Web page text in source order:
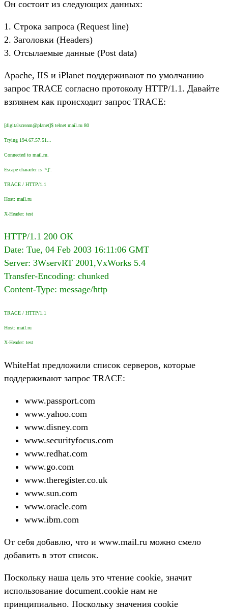
Он состоит из следующих данных:
1. Строка запроса (Request line)
2. Заголовки (Headers)
3. Отсылаемые данные (Post data)
Apache, IIS и iPlanet поддерживают по умолчанию
запрос TRACE согласно протоколу HTTP/1.1. Давайте
взглянем как происходит запрос TRACE:
[digitalscream@planet]$ telnet mail.ru 80
Trying 194.67.57.51...
Connected to mail.ru.
Escape character is ‘^]’.
TRACE / HTTP/1.1
Host: mail.ru
X-Header: test
HTTP/1.1 200 OK
Date: Tue, 04 Feb 2003 16:11:06 GMT
Server: 3WservRT 2001,VxWorks 5.4
Transfer-Encoding: chunked
Content-Type: message/http
TRACE / HTTP/1.1
Host: mail.ru
X-Header: test
WhiteHat предложили список серверов, которые
поддерживают запрос TRACE:
www.passport.com
www.yahoo.com
www.disney.com
www.securityfocus.com
www.redhat.com
www.go.com
www.theregister.co.uk
www.sun.com
www.oracle.com
www.ibm.com
От себя добавлю, что и www.mail.ru можно смело
добавить в этот список.
Поскольку наша цель это чтение cookie, значит
использование document.cookie нам не
принципиально. Поскольку значения cookie